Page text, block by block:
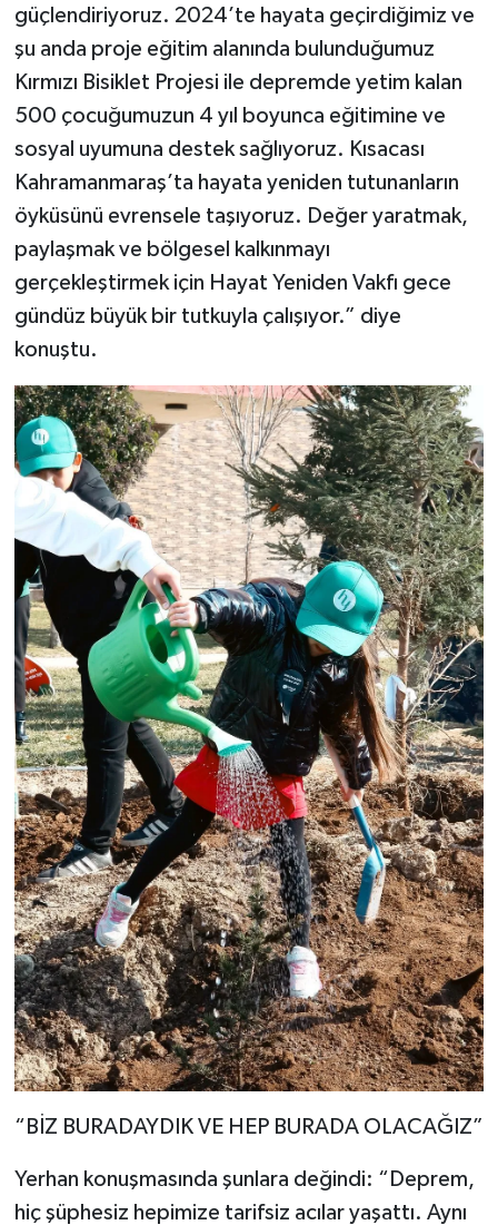
güçlendiriyoruz. 2024’te hayata geçirdiğimiz ve
şu anda proje eğitim alanında bulunduğumuz
Kırmızı Bisiklet Projesi ile depremde yetim kalan
500 çocuğumuzun 4 yıl boyunca eğitimine ve
sosyal uyumuna destek sağlıyoruz. Kısacası
Kahramanmaraş’ta hayata yeniden tutunanların
öyküsünü evrensele taşıyoruz. Değer yaratmak,
paylaşmak ve bölgesel kalkınmayı
gerçekleştirmek için Hayat Yeniden Vakfı gece
gündüz büyük bir tutkuyla çalışıyor.” diye
konuştu.
“BİZ BURADAYDIK VE HEP BURADA OLACAĞIZ”
Yerhan konuşmasında şunlara değindi: “Deprem,
hiç şüphesiz hepimize tarifsiz acılar yaşattı. Aynı